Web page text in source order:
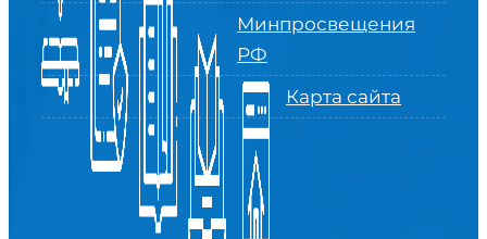
Минпросвещения
РФ
Карта сайта